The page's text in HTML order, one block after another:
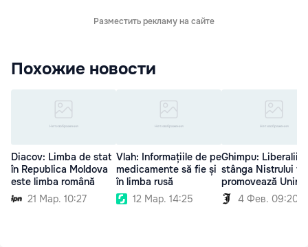
Разместить рекламу на сайте
Похожие новости
Diacov: Limba de stat
în Republica Moldova
este limba română
21 Мар. 10:27
Vlah: Informațiile de pe
medicamente să fie și
în limba rusă
12 Мар. 14:25
Ghimpu: Liberalii
stânga Nistrului
promovează
4 Фев. 09:20